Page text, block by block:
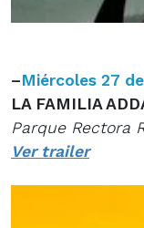
–Miércoles 27
LA FAMILIA
Parque Rectora
Ver trailer